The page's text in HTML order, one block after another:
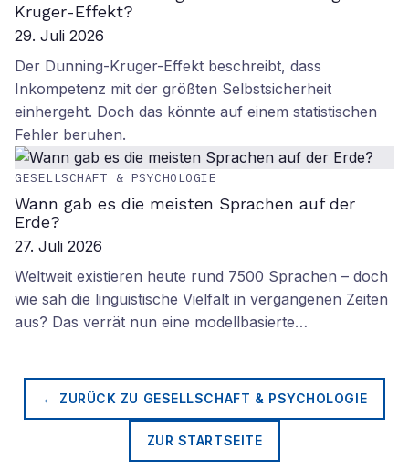
Kruger-Effekt?
29. Juli 2026
Der Dunning-Kruger-Effekt beschreibt, dass
Inkompetenz mit der größten Selbstsicherheit
einhergeht. Doch das könnte auf einem statistischen
Fehler beruhen.
GESELLSCHAFT & PSYCHOLOGIE
Wann gab es die meisten Sprachen auf der
Erde?
27. Juli 2026
Weltweit existieren heute rund 7500 Sprachen – doch
wie sah die linguistische Vielfalt in vergangenen Zeiten
aus? Das verrät nun eine modellbasierte…
← ZURÜCK ZU GESELLSCHAFT & PSYCHOLOGIE
ZUR STARTSEITE